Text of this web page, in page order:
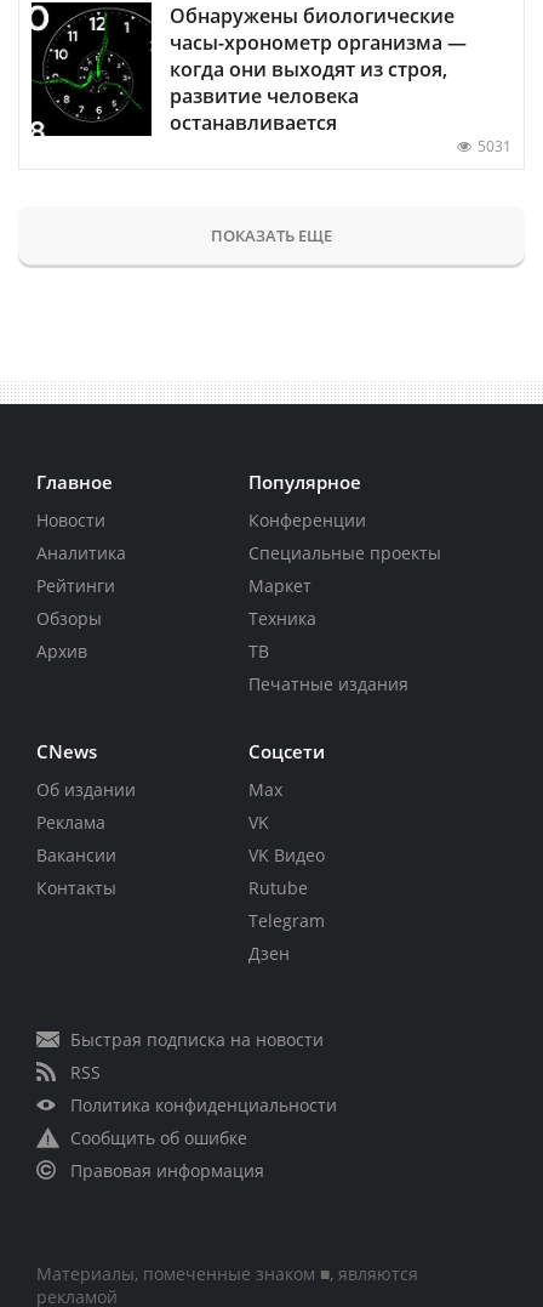
Обнаружены биологические
часы-хронометр организма —
когда они выходят из строя,
развитие человека
останавливается
5031
ПОКАЗАТЬ ЕЩЕ
Главное
Новости
Аналитика
Рейтинги
Обзоры
Архив
Популярное
Конференции
Специальные проекты
Маркет
Техника
ТВ
Печатные издания
CNews
Об издании
Реклама
Вакансии
Контакты
Соцсети
Max
VK
VK Видео
Rutube
Telegram
Дзен
Быстрая подписка на новости
RSS
Политика конфиденциальности
Сообщить об ошибке
Правовая информация
Материалы, помеченные знаком ■, являются
рекламой